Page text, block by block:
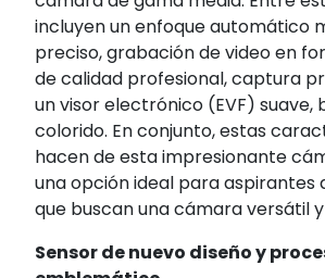
incluyen un enfoque automático
preciso, grabación de video en
de calidad profesional, captura
un visor electrónico (EVF) suave,
colorido. En conjunto, estas
hacen de esta impresionante
una opción ideal para aspirantes
que buscan una cámara versátil
Sensor de nuevo diseño y